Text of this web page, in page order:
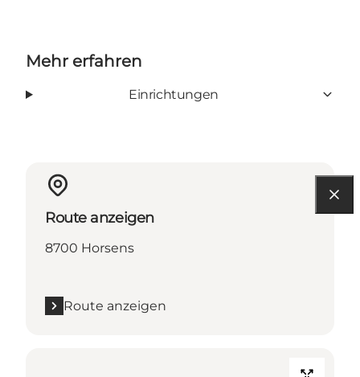
Mehr erfahren
Einrichtungen
Route anzeigen
8700 Horsens
Route anzeigen